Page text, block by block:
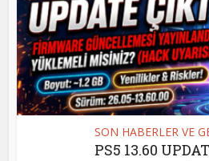
SON HABERLER VE
PS5 13.60